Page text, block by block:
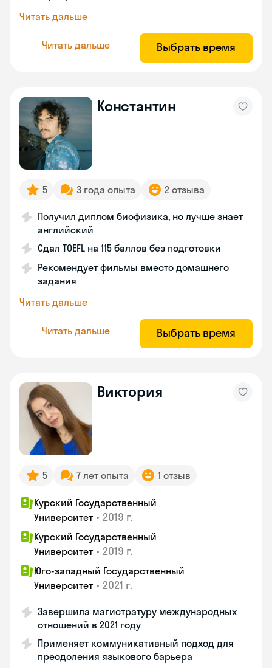
Читать дальше
Читать дальше Выбрать время
Константин
5 3 года опыта 2 отзыва
Получил диплом биофизика, но лучше знает
английский
Сдал TOEFL на 115 баллов без подготовки
Рекомендует фильмы вместо домашнего
задания
Читать дальше
Читать дальше Выбрать время
Виктория
5 7 лет опыта 1 отзыв
Курский Государственный
Университет • 2019 г.
Курский Государственный
Университет • 2019 г.
Юго-западный Государственный
Университет • 2021 г.
Завершила магистратуру международных
отношений в 2021 году
Применяет коммуникативный подход для
преодоления языкового барьера